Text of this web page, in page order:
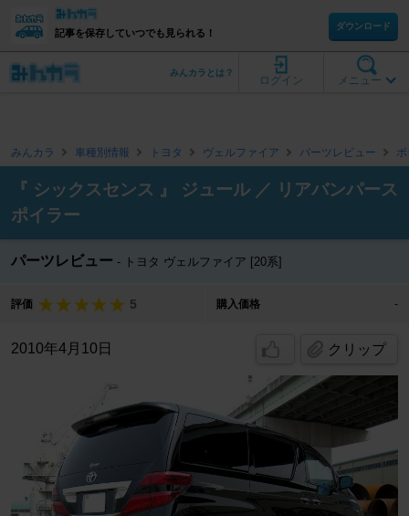
記事を保存していつでも見られる！
ダウンロード
メニュー
ログイン
みんカラとは？
みんカラ 車種別情報 トヨタ ヴェルファイア パーツレビュー
『 シックスセンス 』 ジュール ／ リアバンパース
ポイラー
パーツレビュー トヨタ ヴェルファイア [20系]
評価 5 購入価格 -
2010年4月10日 クリップ